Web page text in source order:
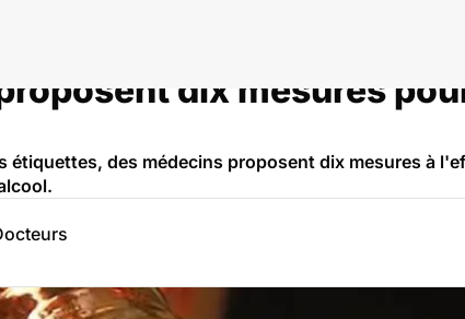
dix mesures
étiquettes, des médecins proposent dix mesures à